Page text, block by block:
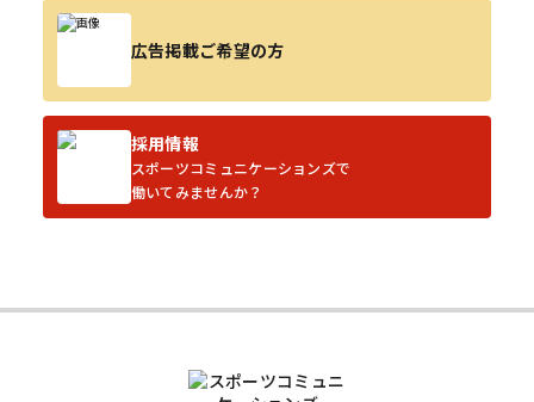
広告掲載ご希望の方
採用情報
スポーツコミュニケーションズで
働いてみませんか？